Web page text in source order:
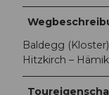
Baldegg
Hitzkirch –